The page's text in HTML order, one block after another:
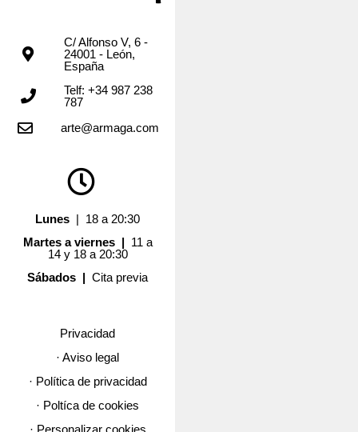
C/ Alfonso V, 6 -
24001 - León,
España
Telf: +34 987 238
787
arte@armaga.com
Lunes | 18 a 20:30
Martes a viernes | 11 a
14 y 18 a 20:30
Sábados |Cita previa
Privacidad
· Aviso legal
· Política de privacidad
· Poltíca de cookies
· Personalizar cookies